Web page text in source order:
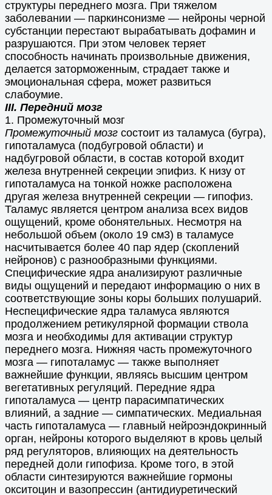
структуры переднего мозга. При тяжелом
заболевании — паркинсонизме — нейроны черной
субстанции перестают вырабатывать дофамин и
разрушаются. При этом человек теряет
способность начинать произвольные движения,
делается заторможенным, страдает также и
эмоциональная сфера, может развиться
слабоумие.
III. Передний мозг
1. Промежуточный мозг
Промежуточный мозг состоит из таламуса (бугра),
гипоталамуса (подбугровой области) и
надбугровой области, в состав которой входит
железа внутренней секреции эпифиз. К низу от
гипоталамуса на тонкой ножке расположена
другая железа внутренней секреции — гипофиз.
Таламус является центром анализа всех видов
ощущений, кроме обонятельных. Несмотря на
небольшой объем (около 19 см3) в таламусе
насчитывается более 40 пар ядер (скоплений
нейронов) с разнообразными функциями.
Специфические ядра анализируют различные
виды ощущений и передают информацию о них в
соответствующие зоны коры больших полушарий.
Неспецифические ядра таламуса являются
продолжением ретикулярной формации ствола
мозга и необходимы для активации структур
переднего мозга. Нижняя часть промежуточного
мозга — гипоталамус — также выполняет
важнейшие функции, являясь высшим центром
вегетативных регуляций. Передние ядра
гипоталамуса — центр парасимпатических
влияний, а задние — симпатических. Медиальная
часть гипоталамуса — главный нейроэндокринный
орган, нейроны которого выделяют в кровь целый
ряд регуляторов, влияющих на деятельность
передней доли гипофиза. Кроме того, в этой
области синтезируются важнейшие гормоны
окситоцин и вазопрессин (антидиуретический